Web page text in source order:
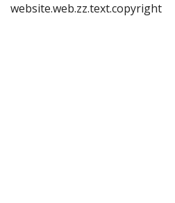
website.web.zz.text.copyright